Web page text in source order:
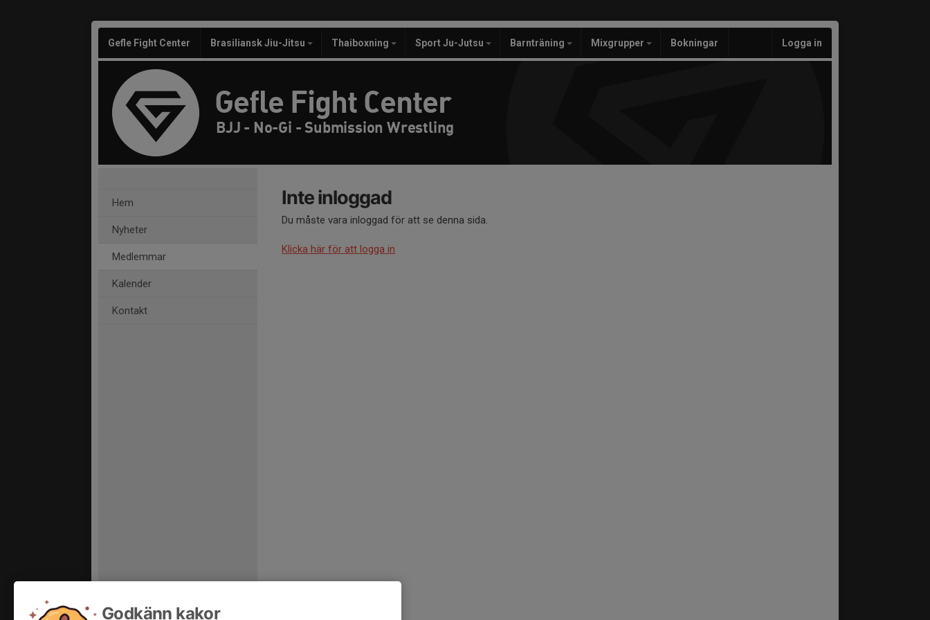
Gefle Fight Center Brasiliansk Jiu-Jitsu Thaiboxning Sport Ju-Jutsu Barnträning Mixgrupper Bokningar Logga in
Gefle Fight Center
BJJ - No-Gi - Submission Wrestling
Hem
Nyheter
Medlemmar
Kalender
Kontakt
Inte inloggad
Du måste vara inloggad för att se denna sida.
Klicka här för att logga in
Godkänn kakor